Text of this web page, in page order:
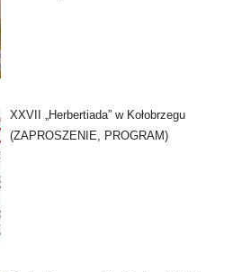
XXVII „Herbertiada” w Kołobrzegu
(ZAPROSZENIE, PROGRAM)